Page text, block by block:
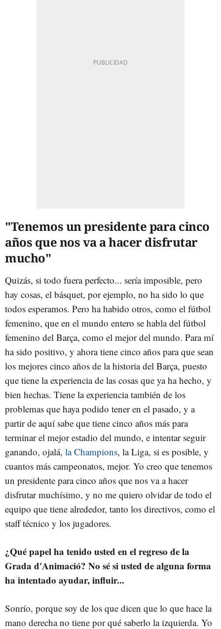
"Tenemos un presidente para cinco
años que nos va a hacer disfrutar
mucho"
Quizás, si todo fuera perfecto... sería imposible, pero
hay cosas, el básquet, por ejemplo, no ha sido lo que
todos esperamos. Pero ha habido otros, como el fútbol
femenino, que en el mundo entero se habla del fútbol
femenino del Barça, como el mejor del mundo. Para mí
ha sido positivo, y ahora tiene cinco años para que sean
los mejores cinco años de la historia del Barça, puesto
que tiene la experiencia de las cosas que ya ha hecho, y
bien hechas. Tiene la experiencia también de los
problemas que haya podido tener en el pasado, y a
partir de aquí sabe que tiene cinco años más para
terminar el mejor estadio del mundo, e intentar seguir
ganando, ojalá, la Champions, la Liga, si es posible, y
cuantos más campeonatos, mejor. Yo creo que tenemos
un presidente para cinco años que nos va a hacer
disfrutar muchísimo, y no me quiero olvidar de todo el
equipo que tiene alrededor, tanto los directivos, como el
staff técnico y los jugadores.
¿Qué papel ha tenido usted en el regreso de la
Grada d'Animació? No sé si usted de alguna forma
ha intentado ayudar, influir...
Sonrío, porque soy de los que dicen que lo que hace la
mano derecha no tiene por qué saberlo la izquierda. Yo